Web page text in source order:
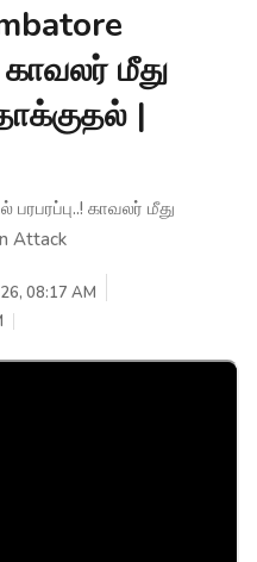
காவலர் மீது
|
பரபரப்பு..! காவலர் மீது
Attack
08:17 AM